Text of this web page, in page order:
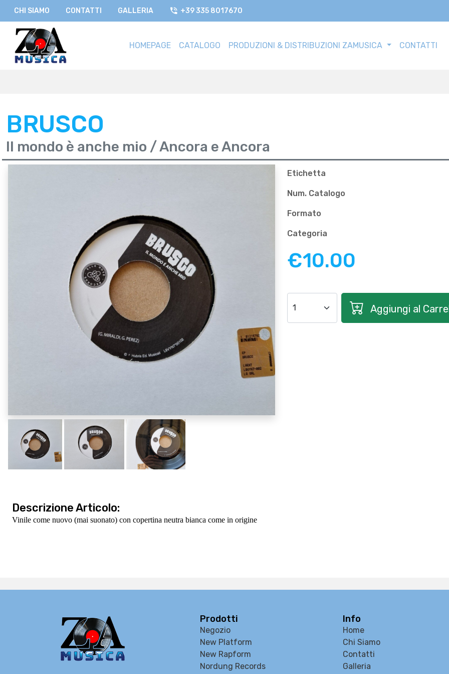
CHI SIAMO CONTATTI GALLERIA +39 335 8017670
HOMEPAGE CATALOGO PRODUZIONI & DISTRIBUZIONI ZAMUSICA CONTATTI
BRUSCO
Il mondo è anche mio / Ancora e Ancora
Etichetta
Num. Catalogo
Formato
Categoria
€10.00
Aggiungi al
Descrizione Articolo:
Vinile come nuovo (mai suonato) con copertina neutra bianca come in origine
Prodotti
Negozio
New Platform
New Rapform
Nordung Records
Info
Home
Chi Siamo
Contatti
Galleria